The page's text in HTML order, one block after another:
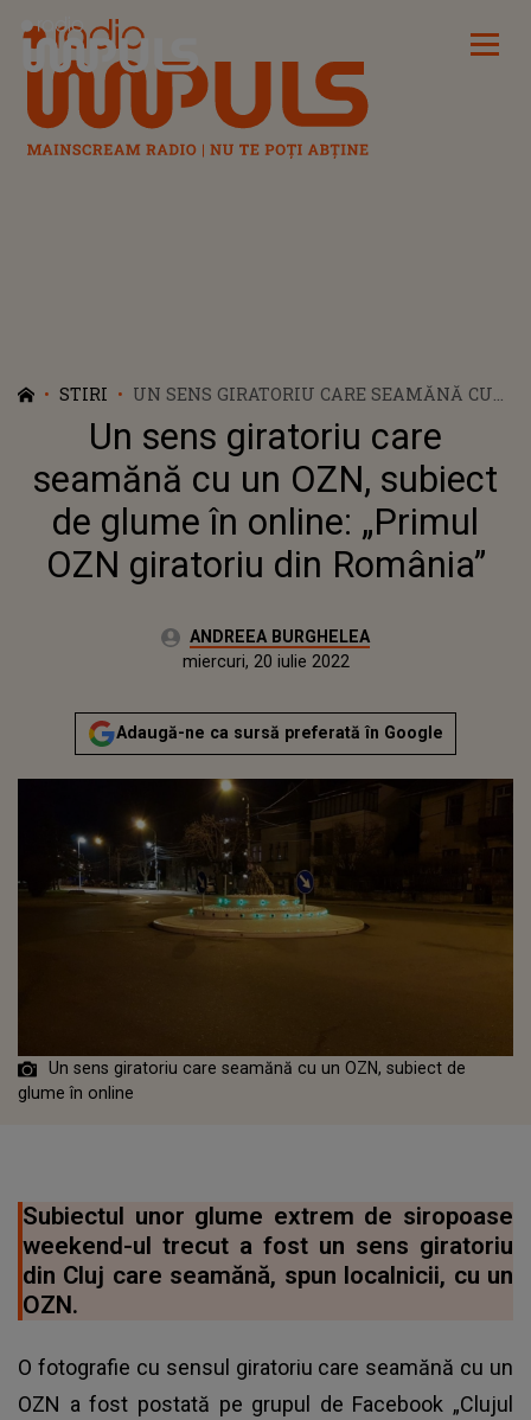
Radio Impuls
STIRI
UN SENS GIRATORIU CARE SEAMĂNĂ CU
UN OZN, SUBIECT DE GLUME ÎN ONLINE:
„PRIMUL OZN GIRATORIU DIN ROMÂNIA”
Un sens giratoriu care
seamănă cu un OZN, subiect
de glume în online: „Primul
OZN giratoriu din România”
Autor:ANDREEA BURGHELEA
Actualizat:
miercuri, 20 iulie 2022
Adaugă-ne ca sursă preferată în Google
Un sens giratoriu care seamănă cu un OZN, subiect de
glume în online
Subiectul unor glume extrem de siropoase
weekend-ul trecut a fost un sens giratoriu
din Cluj care seamănă, spun localnicii, cu un
OZN.
O fotografie cu sensul giratoriu care seamănă cu un
OZN a fost postată pe grupul de Facebook „Clujul